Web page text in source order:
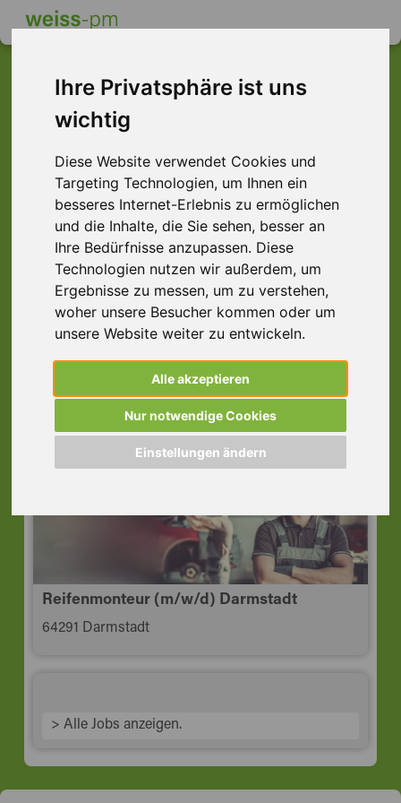
Ihre Privatsphäre ist uns
wichtig
Diese Website verwendet Cookies und
Targeting Technologien, um Ihnen ein
besseres Internet-Erlebnis zu ermöglichen
und die Inhalte, die Sie sehen, besser an
Ihre Bedürfnisse anzupassen. Diese
Technologien nutzen wir außerdem, um
Ergebnisse zu messen, um zu verstehen,
woher unsere Besucher kommen oder um
unsere Website weiter zu entwickeln.
Alle akzeptieren
Nur notwendige Cookies
Einstellungen ändern
Dieser Job ist leider
nicht mehr verfügbar ...
... aber vielleicht ist hier etwas dabei:
Reifenmonteur (m/w/d), Darmstadt
64297 Darmstadt
Reifenmonteur (m/w/d) Darmstadt
64291 Darmstadt
> Alle Jobs anzeigen.